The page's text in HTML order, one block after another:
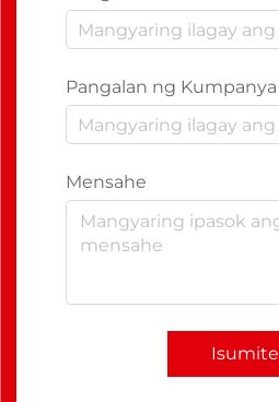
Pangalan ng Kumpanya
Mensahe
Isumite